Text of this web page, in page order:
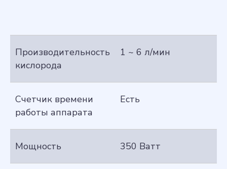
Производительность
кислорода
1 ~ 6 л/мин
Счетчик времени
работы аппарата
Есть
Мощность 350 Ватт